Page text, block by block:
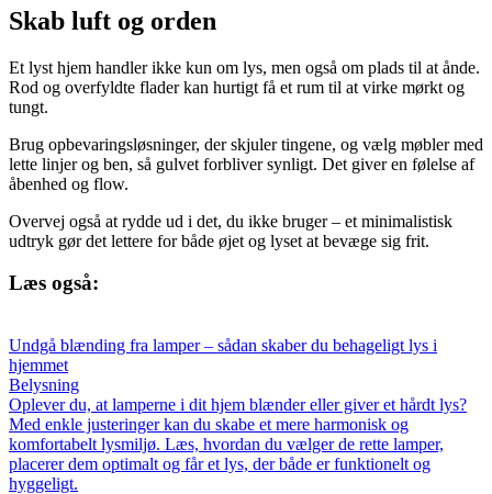
Skab luft og orden
Et lyst hjem handler ikke kun om lys, men også om plads til at ånde.
Rod og overfyldte flader kan hurtigt få et rum til at virke mørkt og
tungt.
Brug opbevaringsløsninger, der skjuler tingene, og vælg møbler med
lette linjer og ben, så gulvet forbliver synligt. Det giver en følelse af
åbenhed og flow.
Overvej også at rydde ud i det, du ikke bruger – et minimalistisk
udtryk gør det lettere for både øjet og lyset at bevæge sig frit.
Læs også:
Undgå blænding fra lamper – sådan skaber du behageligt lys i
hjemmet
Belysning
Oplever du, at lamperne i dit hjem blænder eller giver et hårdt lys?
Med enkle justeringer kan du skabe et mere harmonisk og
komfortabelt lysmiljø. Læs, hvordan du vælger de rette lamper,
placerer dem optimalt og får et lys, der både er funktionelt og
hyggeligt.